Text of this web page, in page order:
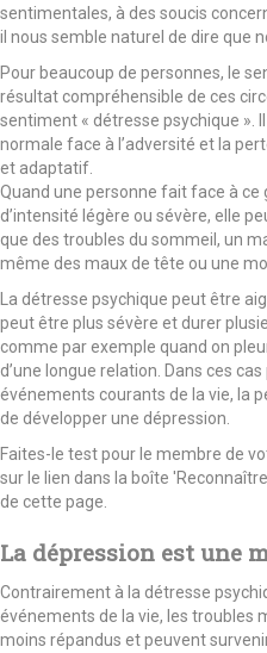
sentimentales, à des soucis
il nous semble naturel de dire que
Pour beaucoup de personnes, le
résultat compréhensible de ces
sentiment « détresse psychique ».
normale face à l’adversité et la
et adaptatif.
Quand une personne fait face à
d’intensité légère ou sévère, elle
que des troubles du sommeil, un
même des maux de tête ou une
La détresse psychique peut être
peut être plus sévère et durer
comme par exemple quand on
d’une longue relation. Dans ces
événements courants de la vie, la
de développer une dépression.
Faites-le test pour le membre de
sur le lien dans la boîte
de cette page.
La dépression est une
Contrairement à la détresse
événements de la vie, les troubles
moins répandus et peuvent